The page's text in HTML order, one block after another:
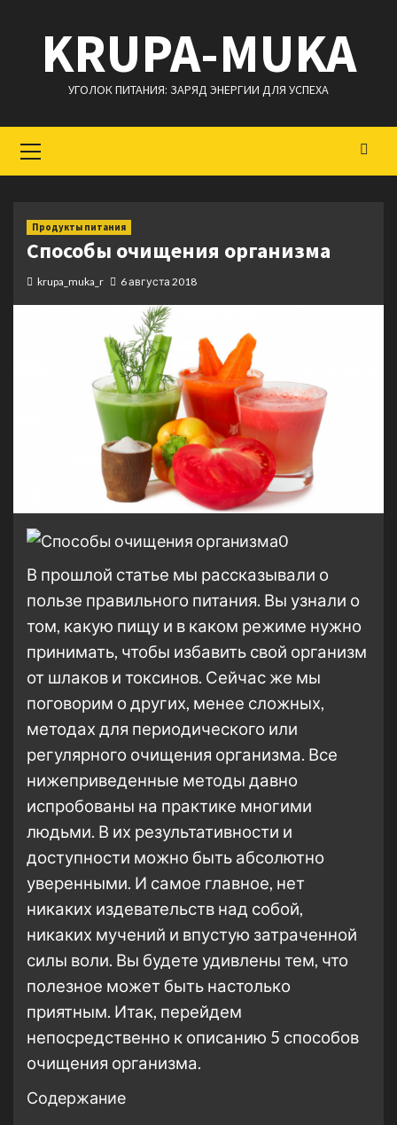
содержимому
KRUPA-MUKA
УГОЛОК ПИТАНИЯ: ЗАРЯД ЭНЕРГИИ ДЛЯ УСПЕХА
меню
Продукты питания
Способы очищения организма
krupa_muka_r 6 августа 2018
В прошлой статье мы рассказывали о
пользе правильного питания. Вы узнали о
том, какую пищу и в каком режиме нужно
принимать, чтобы избавить свой организм
от шлаков и токсинов. Сейчас же мы
поговорим о других, менее сложных,
методах для периодического или
регулярного очищения организма. Все
нижеприведенные методы давно
испробованы на практике многими
людьми. В их результативности и
доступности можно быть абсолютно
уверенными. И самое главное, нет
никаких издевательств над собой,
никаких мучений и впустую затраченной
силы воли. Вы будете удивлены тем, что
полезное может быть настолько
приятным. Итак, перейдем
непосредственно к описанию 5 способов
очищения организма.
Содержание